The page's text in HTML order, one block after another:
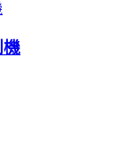
機